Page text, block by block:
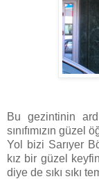
Bu gezintinin
sınıfımızın
Yol bizi Sarıyer
kız bir güzel
diye de sıkı sıkı